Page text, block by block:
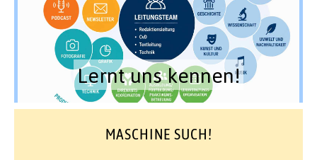
Lernt uns kennen!
MASCHINE SUCH!